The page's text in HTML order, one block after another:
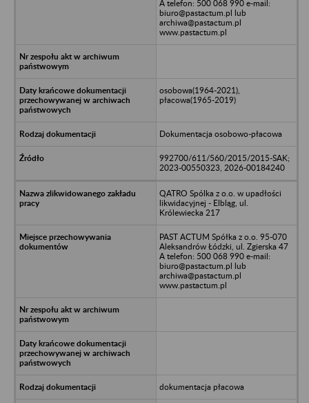
A telefon: 500 068 990 e-mail:
biuro@pastactum.pl lub
archiwa@pastactum.pl
www.pastactum.pl
osobowa(1964-2021),
płacowa(1965-2019)
Dokumentacja osobowo-płacowa
992700/611/560/2015/2015-SAK;
2023-00550323, 2026-00184240
QATRO Spólka z o.o. w upadłości
likwidacyjnej - Elbląg, ul.
Królewiecka 217
PAST ACTUM Spółka z o.o. 95-070
Aleksandrów Łódzki, ul. Zgierska 47
A telefon: 500 068 990 e-mail:
biuro@pastactum.pl lub
archiwa@pastactum.pl
www.pastactum.pl
dokumentacja płacowa